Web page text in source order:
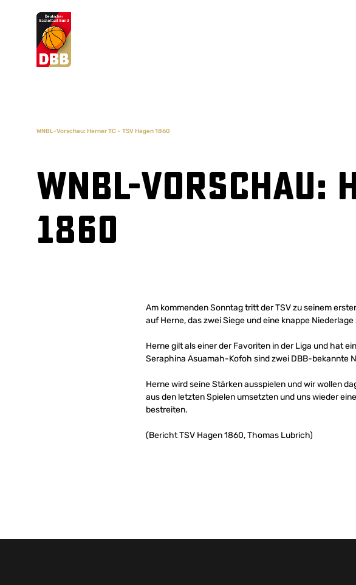
Suchvorschläge
WNBL-Vorschau: Herner TC – TSV Hagen 1860
WNBL-Vorschau:
1860
Am kommenden Sonntag tritt der TSV zu seinem
auf Herne, das zwei Siege und eine knappe
Herne gilt als einer der Favoriten in der Liga und hat
Seraphina Asuamah-Kofoh sind zwei DBB-bekannte
Herne wird seine Stärken ausspielen und wir wollen
aus den letzten Spielen umsetzten und uns wieder
bestreiten.
(Bericht TSV Hagen 1860, Thomas Lubrich)